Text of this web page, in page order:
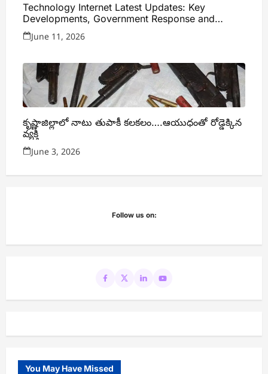
Technology Internet Latest Updates: Key
Developments, Government Response and
Expert Analysis
June 11, 2026
కృష్ణాజిల్లాలో నాటు తుపాకీ కలకలం….ఆయుధంతో రోడ్డెక్కిన
వ్యక్తి
June 3, 2026
Follow us on:
You May Have Missed